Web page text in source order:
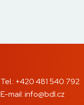
Tel.: +420 481 540 792
E-mail:info@bdl.cz